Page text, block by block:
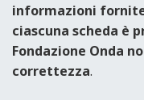
informazioni
ciascuna scheda è
Fondazione Onda
correttezza.